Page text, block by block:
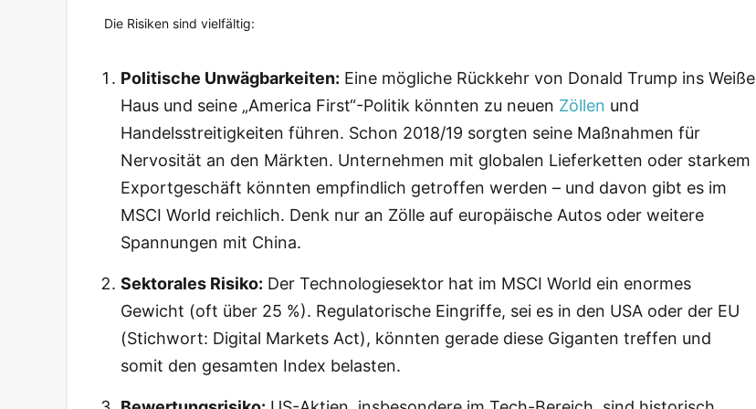
Die Risiken sind vielfältig:
Politische Unwägbarkeiten: Eine mögliche Rückkehr von Donald Trump ins Weiße
Haus und seine „America First“-Politik könnten zu neuen Zöllen und
Handelsstreitigkeiten führen. Schon 2018/19 sorgten seine Maßnahmen für
Nervosität an den Märkten. Unternehmen mit globalen Lieferketten oder starkem
Exportgeschäft könnten empfindlich getroffen werden – und davon gibt es im
MSCI World reichlich. Denk nur an Zölle auf europäische Autos oder weitere
Spannungen mit China.
Sektorales Risiko: Der Technologiesektor hat im MSCI World ein enormes
Gewicht (oft über 25 %). Regulatorische Eingriffe, sei es in den USA oder der EU
(Stichwort: Digital Markets Act), könnten gerade diese Giganten treffen und
somit den gesamten Index belasten.